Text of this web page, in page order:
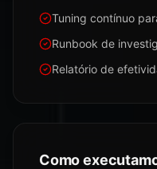
Tuning contínuo
Runbook de
Relatório de
Como